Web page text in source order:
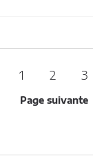
1 2 3
Page suivante